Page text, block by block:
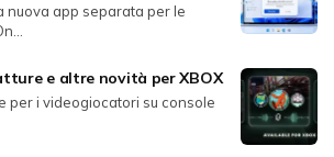
nuova app separata per le
e altre novità per XBOX
per i videogiocatori su console